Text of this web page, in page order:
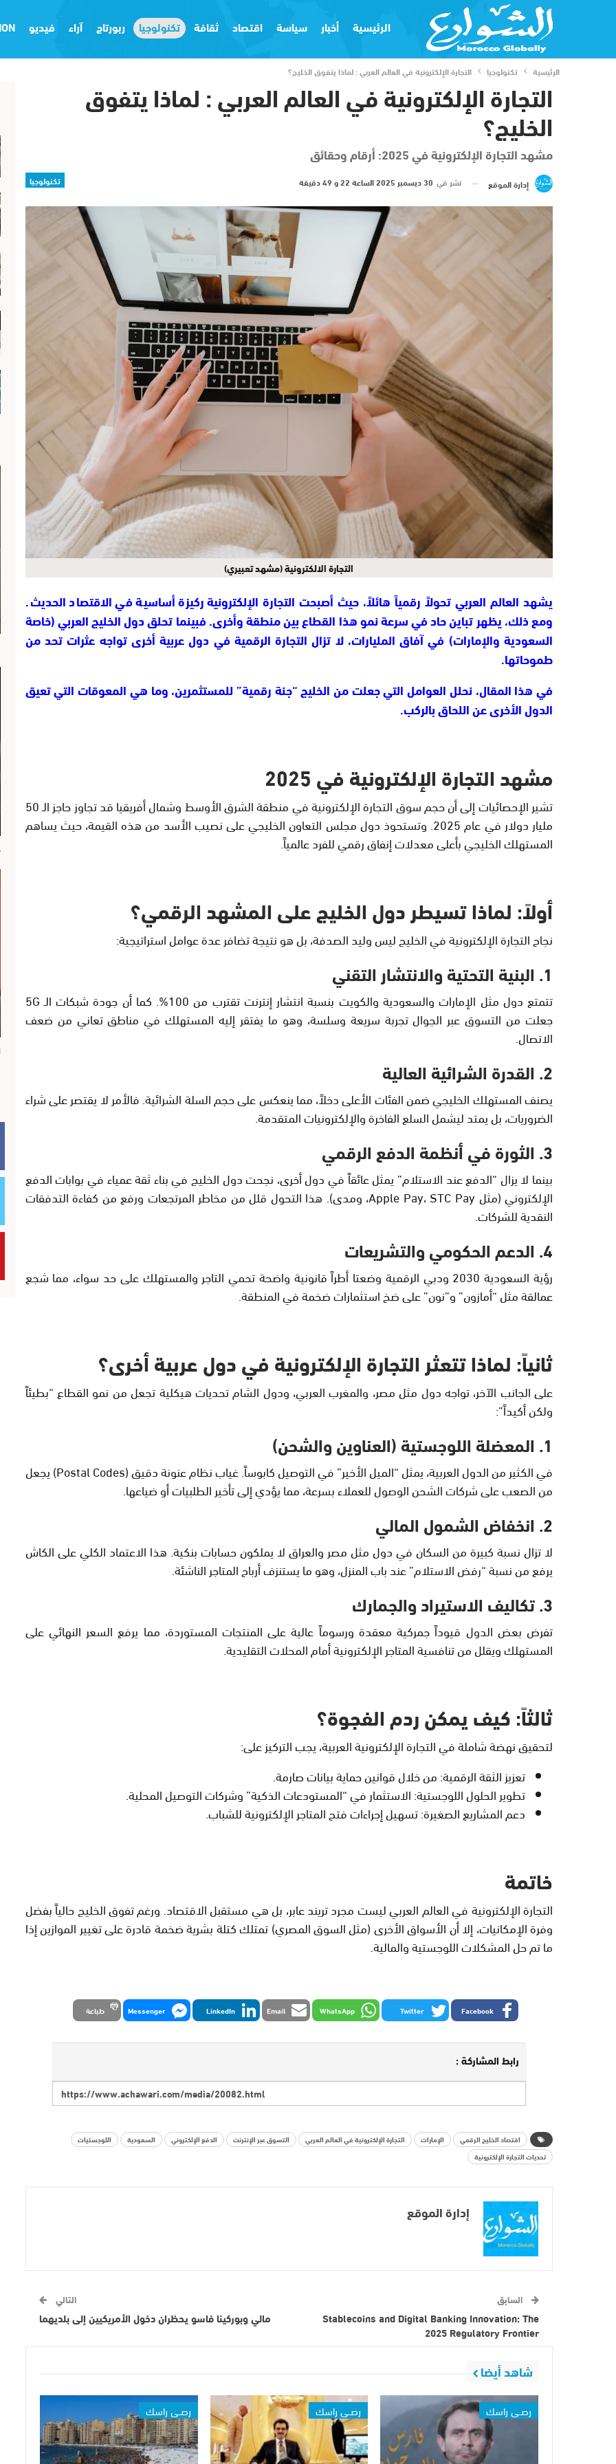
الرئيسية أخبار سياسة اقتصاد ثقافة تكنولوجيا ربورتاج آراء فيديو
الرئيسية تكنولوجيا التجارة الإلكترونية في العالم العربي : لماذا يتفوق الخليج؟
التجارة الإلكترونية في العالم العربي : لماذا يتفوق
الخليج؟
مشهد التجارة الإلكترونية في 2025: أرقام وحقائق
تكنولوجيا إدارة الموقع نشر في 30 ديسمبر 2025 الساعة 22 و 49 دقيقة
التجارة الالكترونية (مشهد تعبيري)
يشهد العالم العربي تحولاً رقمياً هائلاً، حيث أصبحت التجارة الإلكترونيةركيزة أساسية في الاقتصاد الحديث.
ومع ذلك، يظهر تباين حاد في سرعة نمو هذا القطاع بين منطقة وأخرى. فبينما تحلق دول الخليج العربي (خاصة
السعودية والإمارات) في آفاق المليارات، لا تزال التجارة الرقمية في دول عربية أخرى تواجه عثرات تحد من
طموحاتها.
في هذا المقال، نحلل العوامل التي جعلت من الخليج “جنة رقمية” للمستثمرين، وما هي المعوقات التي تعيق
الدول الأخرى عن اللحاق بالركب.
مشهد التجارة الإلكترونية في 2025
تشير الإحصائيات إلى أن حجم سوق التجارة الإلكترونية في منطقة الشرق الأوسط وشمال أفريقيا قد تجاوز حاجز الـ 50
مليار دولار في عام 2025. وتستحوذ دول مجلس التعاون الخليجي على نصيب الأسد من هذه القيمة، حيث يساهم
المستهلك الخليجي بأعلى معدلات إنفاق رقمي للفرد عالمياً.
أولاً: لماذا تسيطر دول الخليج على المشهد الرقمي؟
نجاح التجارة الإلكترونية في الخليج ليس وليد الصدفة، بل هو نتيجة تضافر عدة عوامل استراتيجية:
1. البنية التحتية والانتشار التقني
تتمتع دول مثل الإمارات والسعودية والكويت بنسبة انتشار إنترنت تقترب من 100%. كما أن جودة شبكات الـ 5G
جعلت من التسوق عبر الجوالتجربة سريعة وسلسة، وهو ما يفتقر إليه المستهلك في مناطق تعاني من ضعف
الاتصال.
2. القدرة الشرائية العالية
يصنف المستهلك الخليجي ضمن الفئات الأعلى دخلاً، مما ينعكس على حجم السلة الشرائية. فالأمر لا يقتصر على شراء
الضروريات، بل يمتد ليشمل السلع الفاخرة والإلكترونيات المتقدمة.
3. الثورة في أنظمة الدفع الرقمي
بينما لا يزال “الدفع عند الاستلام” يمثل عائقاً في دول أخرى، نجحت دول الخليج في بناء ثقة عمياء فيبوابات الدفع
الإلكتروني
(مثل Apple Pay، STC Pay، ومدى). هذا التحول قلل من مخاطر المرتجعات ورفع من كفاءة التدفقات
النقدية للشركات.
4. الدعم الحكومي والتشريعات
رؤية السعودية 2030 ودبي الرقمية وضعتا أطراً قانونية واضحة تحمي التاجر والمستهلك على حد سواء، مما شجع
عمالقة مثل “أمازون” و”نون” على ضخ استثمارات ضخمة في المنطقة.
ثانياً: لماذا تتعثر التجارة الإلكترونية في دول عربية أخرى؟
على الجانب الآخر، تواجه دول مثل مصر، والمغرب العربي، ودول الشام تحديات هيكلية تجعل من نمو القطاع “بطيئاً
ولكن أكيداً”:
1. المعضلة اللوجستية (العناوين والشحن)
في الكثير من الدول العربية، يمثل “الميل الأخير” في التوصيل كابوساً. غياب نظام عنونة دقيق (Postal Codes) يجعل
من الصعب على شركات الشحن الوصول للعملاء بسرعة، مما يؤدي إلى تأخير الطلبيات أو ضياعها.
2. انخفاض الشمول المالي
لا تزال نسبة كبيرة من السكان في دول مثل مصر والعراق لا يملكون حسابات بنكية. هذا الاعتماد الكلي على الكاش
يرفع من نسبة “رفض الاستلام” عند باب المنزل، وهو ما يستنزف أرباح المتاجر الناشئة.
3. تكاليف الاستيراد والجمارك
تفرض بعض الدول قيوداً جمركية معقدة ورسوماً عالية على المنتجات المستوردة، مما يرفع السعر النهائي على
المستهلك ويقلل من تنافسية المتاجر الإلكترونية أمام المحلات التقليدية.
ثالثاً: كيف يمكن ردم الفجوة؟
لتحقيق نهضة شاملة فيالتجارة الإلكترونية العربية، يجب التركيز على:
تعزيز الثقة الرقمية:من خلال قوانين حماية بيانات صارمة.
تطوير الحلول اللوجستية:الاستثمار في “المستودعات الذكية” وشركات التوصيل المحلية.
دعم المشاريع الصغيرة:تسهيل إجراءات فتح المتاجر الإلكترونية للشباب.
خاتمة
التجارة الإلكترونية في العالم العربي ليست مجرد تريند عابر، بل هي مستقبل الاقتصاد. ورغم تفوق الخليج حالياً بفضل
وفرة الإمكانيات، إلا أن الأسواق الأخرى (مثل السوق المصري) تمتلك كتلة بشرية ضخمة قادرة على تغيير الموازين إذا
ما تم حل المشكلات اللوجستية والمالية.
Facebook
Twitter
WhatsApp
Email
LinkedIn
Messenger طباعة
رابط المشاركة :
اقتصاد الخليج الرقمي الإمارات التجارة الإلكترونية في العالم العربي التسوق عبر الإنترنت الدفع الإلكتروني السعودية
اللوجستيات
تحديات التجارة الإلكترونية
إدارة الموقع
السابق
Stablecoins and Digital Banking Innovation: The
2025 Regulatory Frontier
التالي
مالي وبوركينا فاسو يحظران دخول الأمريكيين إلى بلديهما
شاهد أيضا
رصــي راسك رصــي راسك رصــي راسك